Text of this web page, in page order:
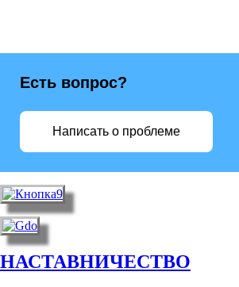
Есть вопрос?
Написать о проблеме
НАСТАВНИЧЕСТВО